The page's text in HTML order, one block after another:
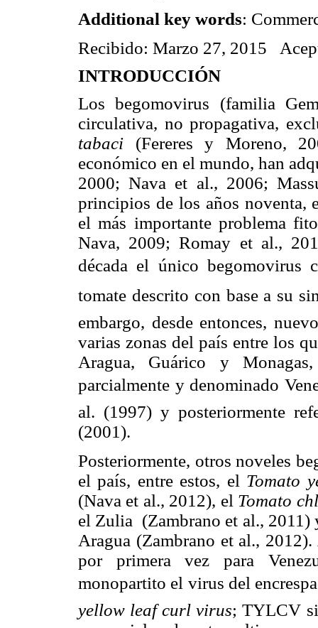
Additional key words:
Recibido: Marzo 27, 2015
INTRODUCCIÓN
Los begomovirus (familia
circulativa, no propagativa,
tabaci (Fereres y Moreno,
económico en el mundo, han
2000; Nava et al., 2006;
principios de los años noventa,
el más importante problema
Nava, 2009; Romay et al.,
década el único begomovirus
tomate descrito con base a su
embargo, desde entonces,
varias zonas del país entre los
Aragua, Guárico y
parcialmente y denominado
al. (1997) y posteriormente
(2001).
Posteriormente, otros noveles
el país, entre estos, el Tomato
(Nava et al., 2012), el Tomato
el Zulia (Zambrano et al.,
Aragua (Zambrano et al.,
por primera vez para
monopartito el virus del
yellow leaf curl virus; TYLCV